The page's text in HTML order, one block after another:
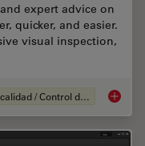
expert advice on
quicker, and easier.
visual inspection,
Garantía de calidad / Control de calidad How to